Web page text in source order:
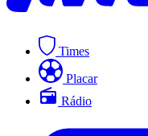
Times
Placar
Rádio